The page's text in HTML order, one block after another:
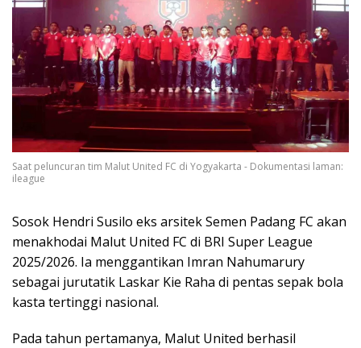
Saat peluncuran tim Malut United FC di Yogyakarta - Dokumentasi laman:
ileague
Sosok Hendri Susilo eks arsitek Semen Padang FC akan
menakhodai Malut United FC di BRI Super League
2025/2026. Ia menggantikan Imran Nahumarury
sebagai jurutatik Laskar Kie Raha di pentas sepak bola
kasta tertinggi nasional.
Pada tahun pertamanya, Malut United berhasil